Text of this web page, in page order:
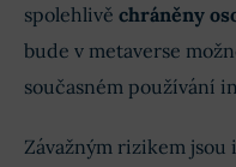
spolehlivě chráněny
bude v metaverse
současném používání
Závažným rizikem